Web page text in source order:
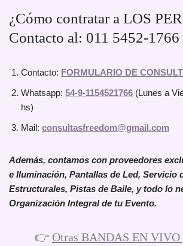
¿Cómo contratar a LOS
Contacto al: 011 5452-1766
Contacto: FORMULARIO DE
Whatsapp: 54-9-1154521766 (Lunes a
hs)
Mail: consultasfreedom@gmail.com
Además, contamos con proveedores
e Iluminación, Pantallas de Led, Servicio
Estructurales, Pistas de Baile, y todo lo
Organización Integral de tu Evento.
👉 Otras BANDAS EN VIVO